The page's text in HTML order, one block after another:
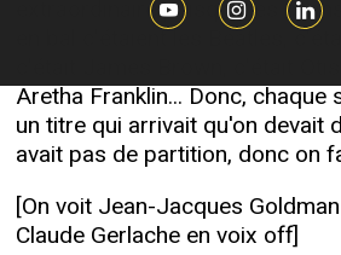
extraordinaire puisque les
en bal c'étaient les Beatles,
Aretha Franklin... Donc, chaque
un titre qui arrivait qu'on devait
avait pas de partition, donc on
[On voit Jean-Jacques
Claude Gerlache en voix off]